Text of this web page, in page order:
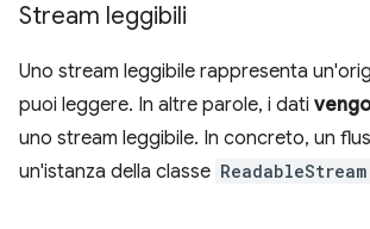
Stream leggibili
Uno stream leggibile rappresenta
puoi leggere. In altre parole, i dati
uno stream leggibile. In concreto, un
un'istanza della classe ReadableStream